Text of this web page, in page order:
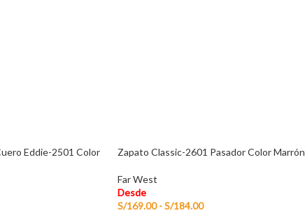
Eddie-2501 Color
Zapato Classic-2601 Pasador Color Marrón
Far West
Desde
S/169.00 -S/184.00